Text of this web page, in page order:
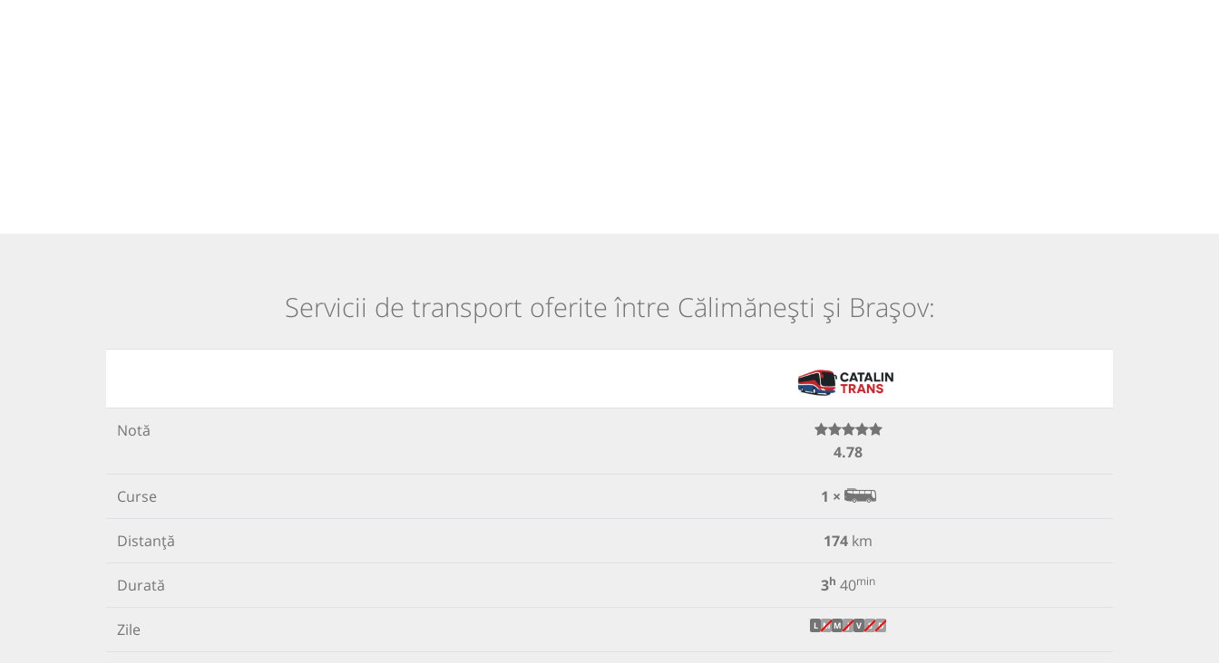
Servicii de transport oferite între Călimănești și Brașov:
Notă
4.78
Curse 1 ×
Distanță 174 km
Durată 3h 40min
Zile L M M J V S D